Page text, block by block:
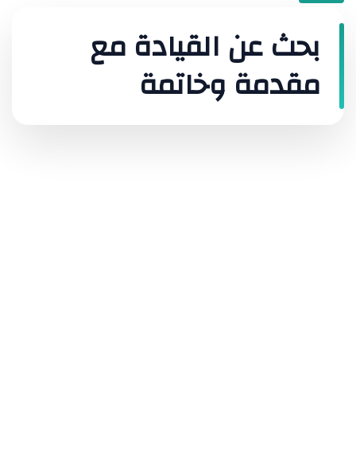
بحث عن القيادة مع
مقدمة وخاتمة